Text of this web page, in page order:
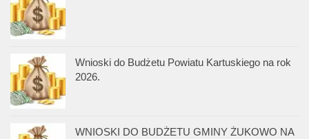
Wnioski do Budżetu Powiatu Kartuskiego na rok
2026.
WNIOSKI DO BUDŻETU GMINY ŻUKOWO NA